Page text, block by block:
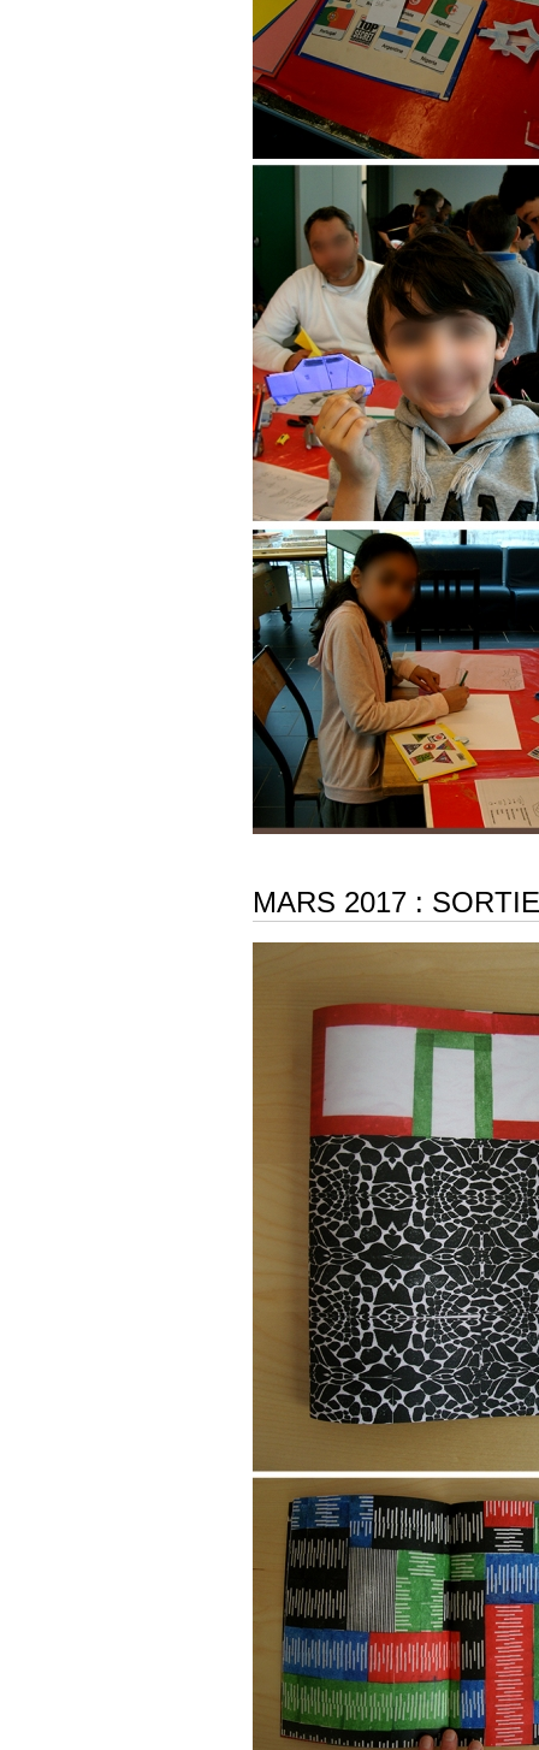
MARS 2017 :